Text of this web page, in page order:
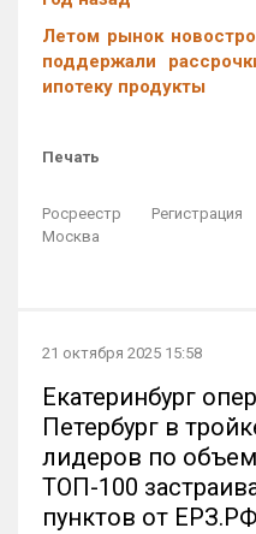
Летом рынок
поддержали
ипотеку продукты
Печать
Росреестр Регистрация
Москва
21 октября 2025 15:58
Екатеринбург
Петербург в
лидеров по
ТОП-100
пунктов от